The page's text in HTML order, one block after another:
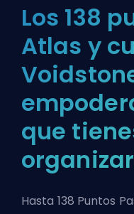
Los 138
Atlas y
que
Hasta 138 Puntos